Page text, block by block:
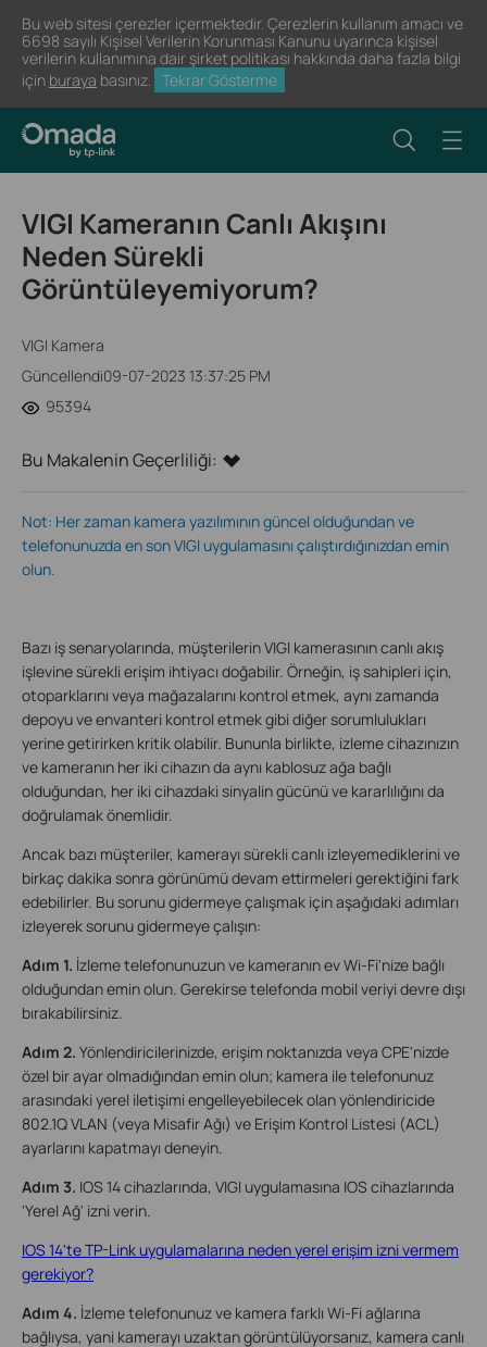
Bu web sitesi çerezler içermektedir. Çerezlerin kullanım amacı ve
6698 sayılı Kişisel Verilerin Korunması Kanunu uyarınca kişisel
verilerin kullanımına dair şirket politikası hakkında daha fazla bilgi
için buraya basınız. Tekrar Gösterme
VIGI Kameranın Canlı Akışını
Neden Sürekli
Görüntüleyemiyorum?
VIGI Kamera
Güncellendi09-07-2023 13:37:25 PM
95394
Bu Makalenin Geçerliliği:
Not: Her zaman kamera yazılımının güncel olduğundan ve
telefonunuzda en son VIGI uygulamasını çalıştırdığınızdan emin
olun.
Bazı iş senaryolarında, müşterilerin VIGI kamerasının canlı akış
işlevine sürekli erişim ihtiyacı doğabilir. Örneğin, iş sahipleri için,
otoparklarını veya mağazalarını kontrol etmek, aynı zamanda
depoyu ve envanteri kontrol etmek gibi diğer sorumlulukları
yerine getirirken kritik olabilir. Bununla birlikte, izleme cihazınızın
ve kameranın her iki cihazın da aynı kablosuz ağa bağlı
olduğundan, her iki cihazdaki sinyalin gücünü ve kararlılığını da
doğrulamak önemlidir.
Ancak bazı müşteriler, kamerayı sürekli canlı izleyemediklerini ve
birkaç dakika sonra görünümü devam ettirmeleri gerektiğini fark
edebilirler. Bu sorunu gidermeye çalışmak için aşağıdaki adımları
izleyerek sorunu gidermeye çalışın:
Adım 1. İzleme telefonunuzun ve kameranın ev Wi-Fi'nize bağlı
olduğundan emin olun. Gerekirse telefonda mobil veriyi devre dışı
bırakabilirsiniz.
Adım 2. Yönlendiricilerinizde, erişim noktanızda veya CPE'nizde
özel bir ayar olmadığından emin olun; kamera ile telefonunuz
arasındaki yerel iletişimi engelleyebilecek olan yönlendiricide
802.1Q VLAN (veya Misafir Ağı) ve Erişim Kontrol Listesi (ACL)
ayarlarını kapatmayı deneyin.
Adım 3. IOS 14 cihazlarında, VIGI uygulamasına IOS cihazlarında
'Yerel Ağ' izni verin.
IOS 14'te TP-Link uygulamalarına neden yerel erişim izni vermem
gerekiyor?
Adım 4. İzleme telefonunuz ve kamera farklı Wi-Fi ağlarına
bağlıysa, yani kamerayı uzaktan görüntülüyorsanız, kamera canlı